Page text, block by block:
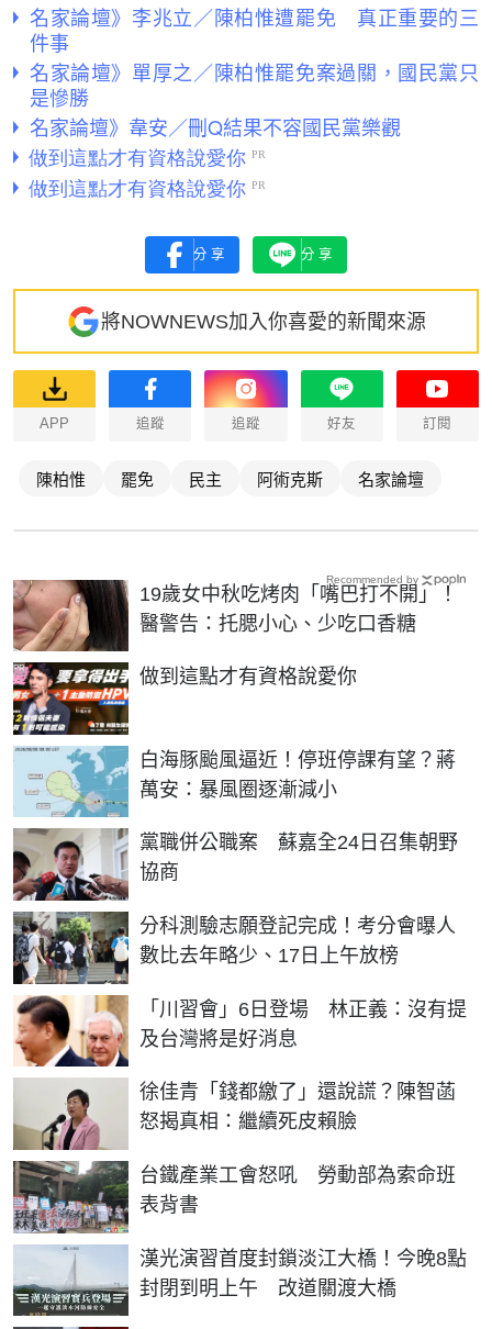
名家論壇》李兆立／陳柏惟遭罷免 真正重要的三
件事
名家論壇》單厚之／陳柏惟罷免案過關，國民黨只
是慘勝
名家論壇》韋安／刪Q結果不容國民黨樂觀
分享 分享
將NOWNEWS加入你喜愛的新聞來源
APP 追蹤 追蹤 好友 訂閱
陳柏惟 罷免 民主 阿術克斯 名家論壇
19歲女中秋吃烤肉「嘴巴打不開」！
醫警告：托腮小心、少吃口香糖
做到這點才有資格說愛你
PR
白海豚颱風逼近！停班停課有望？蔣
萬安：暴風圈逐漸減小
黨職併公職案 蘇嘉全24日召集朝野
協商
分科測驗志願登記完成！考分會曝人
數比去年略少、17日上午放榜
「川習會」6日登場 林正義：沒有提
及台灣將是好消息
徐佳青「錢都繳了」還說謊？陳智菡
怒揭真相：繼續死皮賴臉
台鐵產業工會怒吼 勞動部為索命班
表背書
漢光演習首度封鎖淡江大橋！今晚8點
封閉到明上午 改道關渡大橋
Recommended by